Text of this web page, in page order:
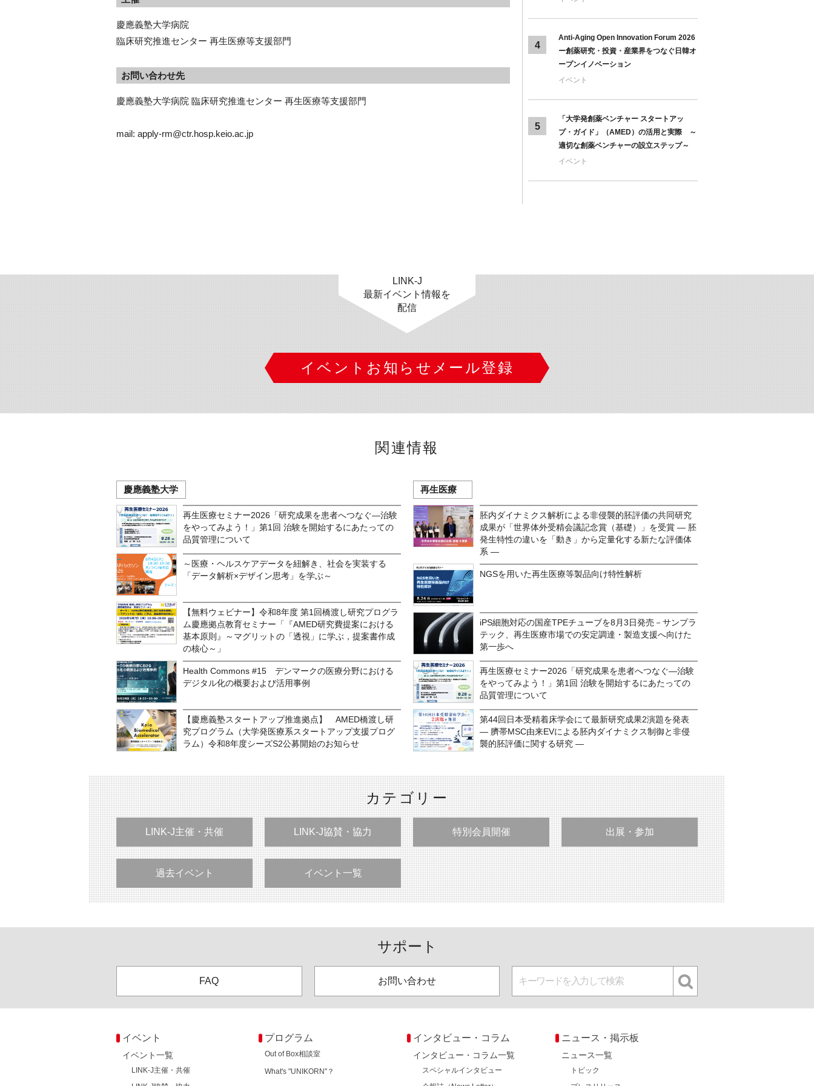
慶應義塾大学病院
臨床研究推進センター 再生医療等支援部門
お問い合わせ先
慶應義塾大学病院 臨床研究推進センター 再生医療等支援部門
mail: apply-rm@ctr.hosp.keio.ac.jp
4
Anti-Aging Open Innovation Forum 2026
ー創薬研究・投資・産業界をつなぐ日韓オ
ープンイノベーション
イベント
5
「大学発創薬ベンチャー スタートアッ
プ・ガイド」（AMED）の活用と実際 ～
適切な創薬ベンチャーの設立ステップ～
イベント
LINK-J
最新イベント情報を
配信
イベントお知らせメール登録
関連情報
慶應義塾大学
再生医療セミナー2026「研究成果を患者へつなぐ―治験
をやってみよう！」第1回 治験を開始するにあたっての
品質管理について
～医療・ヘルスケアデータを紐解き、社会を実装する
「データ解析×デザイン思考」を学ぶ～
【無料ウェビナー】令和8年度 第1回橋渡し研究プログラ
ム慶應拠点教育セミナー「『AMED研究費提案における
基本原則』～マグリットの「透視」に学ぶ，提案書作成
の核心～」
Health Commons #15 デンマークの医療分野における
デジタル化の概要および活用事例
【慶應義塾スタートアップ推進拠点】 AMED橋渡し研
究プログラム（大学発医療系スタートアップ支援プログ
ラム）令和8年度シーズS2公募開始のお知らせ
再生医療
胚内ダイナミクス解析による非侵襲的胚評価の共同研究
成果が「世界体外受精会議記念賞（基礎）」を受賞 ― 胚
発生特性の違いを「動き」から定量化する新たな評価体
系 ―
NGSを用いた再生医療等製品向け特性解析
iPS細胞対応の国産TPEチューブを8月3日発売－サンプラ
テック、再生医療市場での安定調達・製造支援へ向けた
第一歩へ
再生医療セミナー2026「研究成果を患者へつなぐ―治験
をやってみよう！」第1回 治験を開始するにあたっての
品質管理について
第44回日本受精着床学会にて最新研究成果2演題を発表
― 臍帯MSC由来EVによる胚内ダイナミクス制御と非侵
襲的胚評価に関する研究 ―
カテゴリー
LINK-J主催・共催 LINK-J協賛・協力 特別会員開催 出展・参加
過去イベント イベント一覧
サポート
FAQ お問い合わせ
イベント
イベント一覧
LINK-J主催・共催
プログラム
Out of Box相談室
What's "UNIKORN"？
インタビュー・コラム
インタビュー・コラム一覧
スペシャルインタビュー
ニュース・掲示板
ニュース一覧
トピック